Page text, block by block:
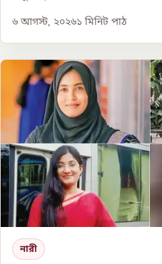
৬ আগস্ট, ২০২৬১ মিনিট পাঠ
নারী